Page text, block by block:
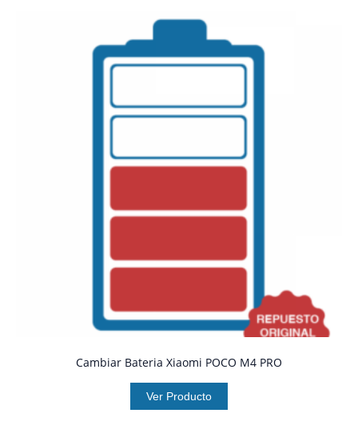
Cambiar Bateria Xiaomi POCO M4 PRO
Ver Producto